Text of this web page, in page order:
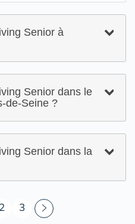
Senior à
Senior dans le
de-Seine ?
Senior dans la
2 3